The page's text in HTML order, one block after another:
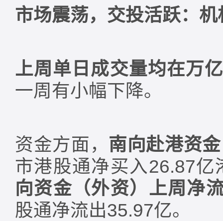
市场震荡，交投活跃：
上周单日成交量均在万
一周有小幅下降。
资金方面， 南向赴港资
市港股通净买入26.87
向资金（外资）上周净
股通净流出35.97亿。